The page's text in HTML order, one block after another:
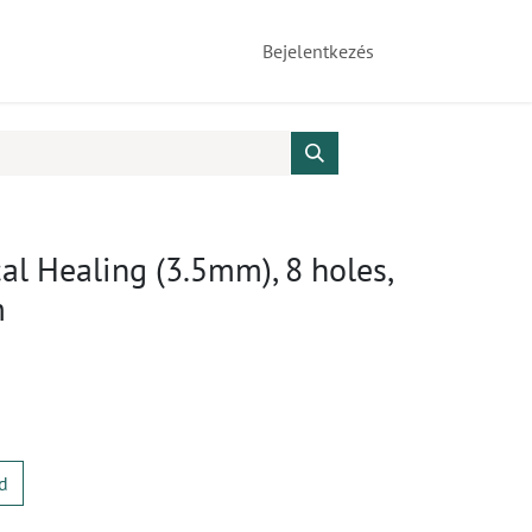
Bejelentkezés
Healing (3.5mm), 8 holes,